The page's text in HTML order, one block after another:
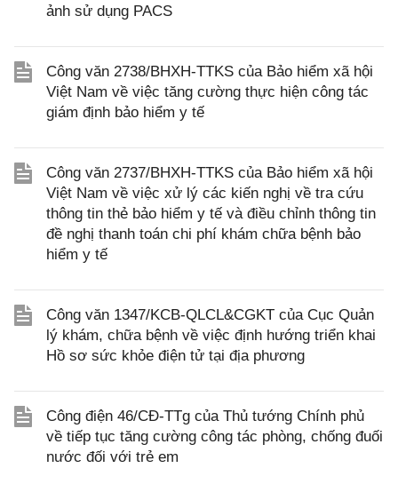
ảnh sử dụng PACS
Công văn 2738/BHXH-TTKS của Bảo hiểm xã hội
Việt Nam về việc tăng cường thực hiện công tác
giám định bảo hiểm y tế
Công văn 2737/BHXH-TTKS của Bảo hiểm xã hội
Việt Nam về việc xử lý các kiến nghị về tra cứu
thông tin thẻ bảo hiểm y tế và điều chỉnh thông tin
đề nghị thanh toán chi phí khám chữa bệnh bảo
hiểm y tế
Công văn 1347/KCB-QLCL&CGKT của Cục Quản
lý khám, chữa bệnh về việc định hướng triển khai
Hồ sơ sức khỏe điện tử tại địa phương
Công điện 46/CĐ-TTg của Thủ tướng Chính phủ
về tiếp tục tăng cường công tác phòng, chống đuối
nước đối với trẻ em